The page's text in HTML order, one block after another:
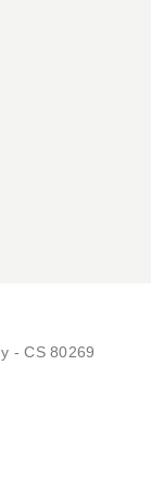
- CS 80269